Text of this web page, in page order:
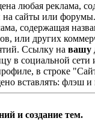
любая реклама,
на сайты или
содержащая
или других
Ссылку на вашу
в социальной сети
в строке
вставлять: флэш и
и создание тем.